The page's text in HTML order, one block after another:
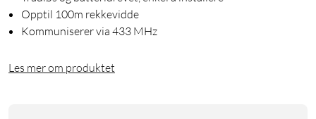
Opptil 100m rekkevidde
Kommuniserer via 433 MHz
Les mer om produktet